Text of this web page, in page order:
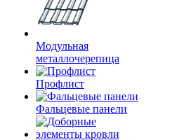
Модульная
металлочерепица
Профлист
Фальцевые панели